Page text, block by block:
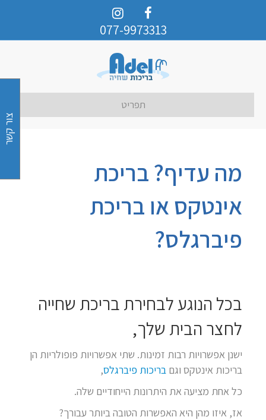
077-9973313
תפריט
מה עדיף? בריכת
אינטקס או בריכת
פיברגלס?
בכל הנוגע לבחירת בריכת שחייה
לחצר הבית שלך,
ישנן אפשרויות רבות זמינות. שתי אפשרויות פופולריות הן
בריכות אינטקס וגם בריכות פיברגלס,
כל אחת מציעה את היתרונות הייחודיים שלה.
אז, איזו מהן היא האפשרות הטובה ביותר עבורך?
צור קשר